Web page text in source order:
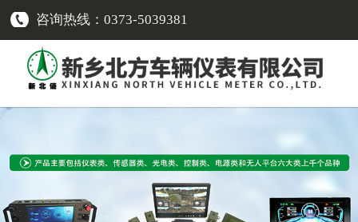
咨询热线：0373-5039381